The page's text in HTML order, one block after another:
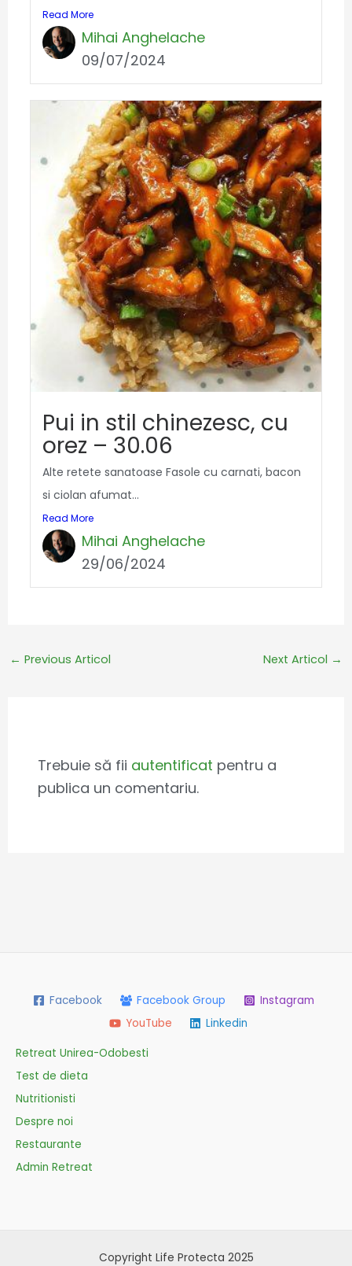
Read More
Mihai Anghelache
09/07/2024
Pui in stil chinezesc, cu
orez – 30.06
Alte retete sanatoase Fasole cu carnati, bacon
si ciolan afumat...
Read More
Mihai Anghelache
29/06/2024
← Previous Articol Next Articol →
Trebuie să fii autentificat pentru a
publica un comentariu.
Facebook Facebook Group
Instagram
YouTube
Linkedin
Retreat Unirea-Odobesti
Test de dieta
Nutritionisti
Despre noi
Restaurante
Admin Retreat
Copyright Life Protecta 2025